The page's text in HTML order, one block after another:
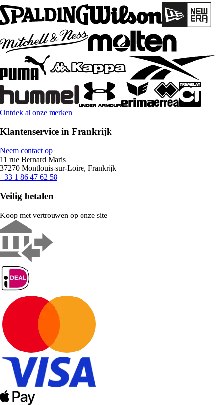
Ontdek al onze merken
Klantenservice in Frankrijk
Neem contact op
11 rue Bernard Maris
37270 Montlouis-sur-Loire, Frankrijk
+33 1 86 47 62 58
Veilig betalen
Koop met vertrouwen op onze site